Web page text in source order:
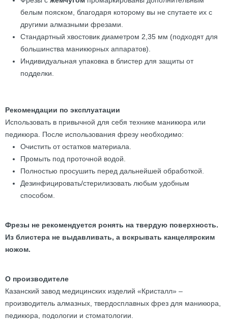
белым пояском, благодаря которому вы не спутаете их с
другими алмазными фрезами.
Стандартный хвостовик диаметром 2,35 мм (подходят для
большинства маникюрных аппаратов).
Индивидуальная упаковка в блистер для защиты от
подделки.
Рекомендации по эксплуатации
Использовать в привычной для себя технике маникюра или
педикюра. После использования фрезу необходимо:
Очистить от остатков материала.
Промыть под проточной водой.
Полностью просушить перед дальнейшей обработкой.
Дезинфицировать/стерилизовать любым удобным
способом.
Фрезы не рекомендуется ронять на твердую поверхность.
Из блистера не выдавливать, а вскрывать канцелярским
ножом.
О производителе
Казанский завод медицинских изделий «Кристалл» –
производитель алмазных, твердосплавных фрез для маникюра,
педикюра, подологии и стоматологии.